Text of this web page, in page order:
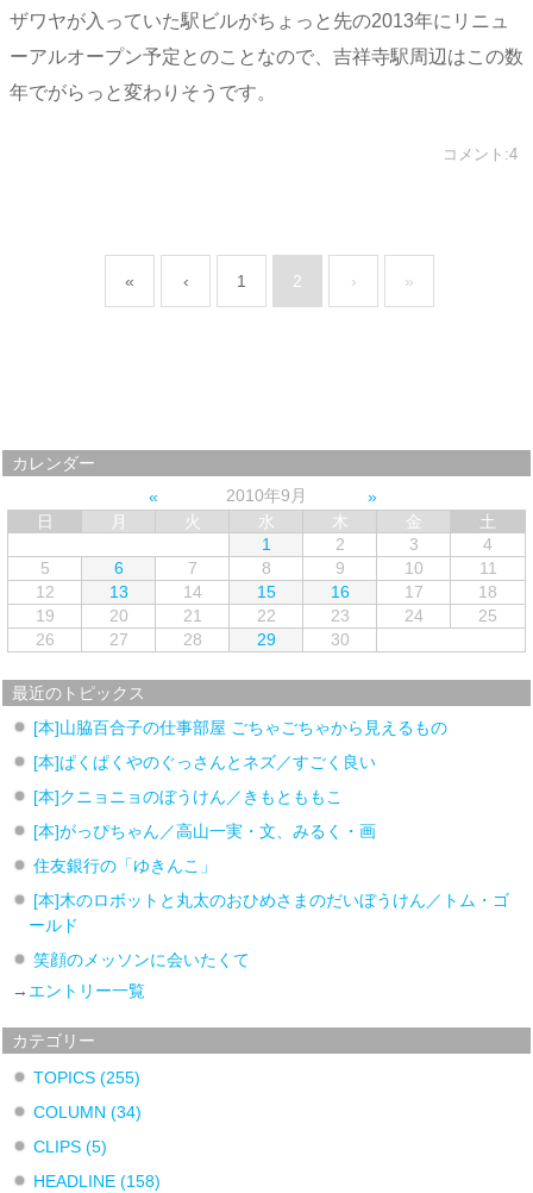
ザワヤが入っていた駅ビルがちょっと先の2013年にリニュ
ーアルオープン予定とのことなので、吉祥寺駅周辺はこの数
年でがらっと変わりそうです。
コメント:4
« ‹ 1 2 › »
カレンダー
2010年9月
日
月 火 水 木 金
土
1
2 3
4
5
6 7 8 9 10
11
12
13 14 15 16 17
18
19
20 21 22 23 24
25
26
27 28 29 30
最近のトピックス
[本]山脇百合子の仕事部屋 ごちゃごちゃから見えるもの
[本]ぱくぱくやのぐっさんとネズ／すごく良い
[本]クニョニョのぼうけん／きもとももこ
[本]がっぴちゃん／高山一実・文、みるく・画
住友銀行の「ゆきんこ」
[本]木のロボットと丸太のおひめさまのだいぼうけん／トム・ゴ
ールド
笑顔のメッソンに会いたくて
→ エントリー一覧
カテゴリー
TOPICS(255)
COLUMN(34)
CLIPS(5)
HEADLINE(158)